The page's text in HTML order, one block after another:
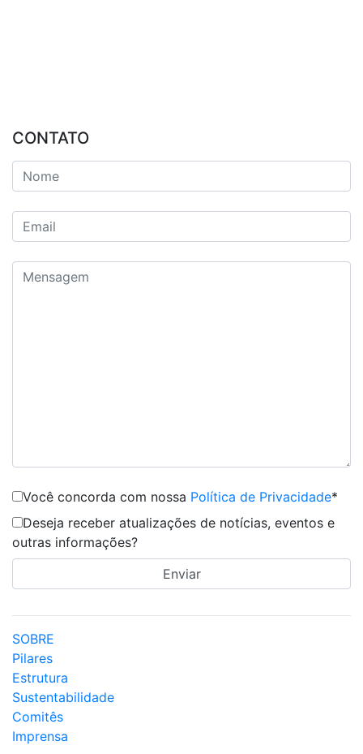
CONTATO
Você concorda com nossa Política de Privacidade*
Deseja receber atualizações de notícias, eventos e
outras informações?
SOBRE
Pilares
Estrutura
Sustentabilidade
Comitês
Imprensa